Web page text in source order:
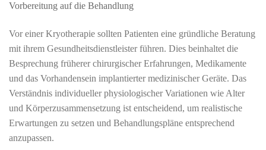
Vorbereitung auf die Behandlung
Vor einer Kryotherapie sollten Patienten eine gründliche Beratung
mit ihrem Gesundheitsdienstleister führen. Dies beinhaltet die
Besprechung früherer chirurgischer Erfahrungen, Medikamente
und das Vorhandensein implantierter medizinischer Geräte. Das
Verständnis individueller physiologischer Variationen wie Alter
und Körperzusammensetzung ist entscheidend, um realistische
Erwartungen zu setzen und Behandlungspläne entsprechend
anzupassen.